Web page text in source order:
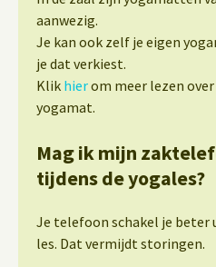
aanwezig.
Je kan ook zelf je eigen
je dat verkiest.
Klik hierom meer lezen over
yogamat.
Mag ik mijn
tijdens de yogales?
Je telefoon schakel je beter
les. Dat vermijdt storingen.